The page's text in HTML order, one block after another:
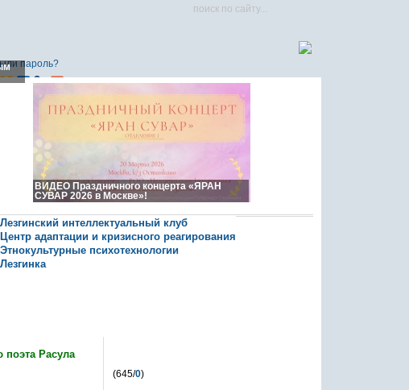
пароль?
ВИДЕО Праздничного концерта «ЯРАН
СУВАР 2026 в Москве»!
интеллектуальный клуб
адаптации и кризисного реагирования
психотехнологии
поэта Расула
(645/0)